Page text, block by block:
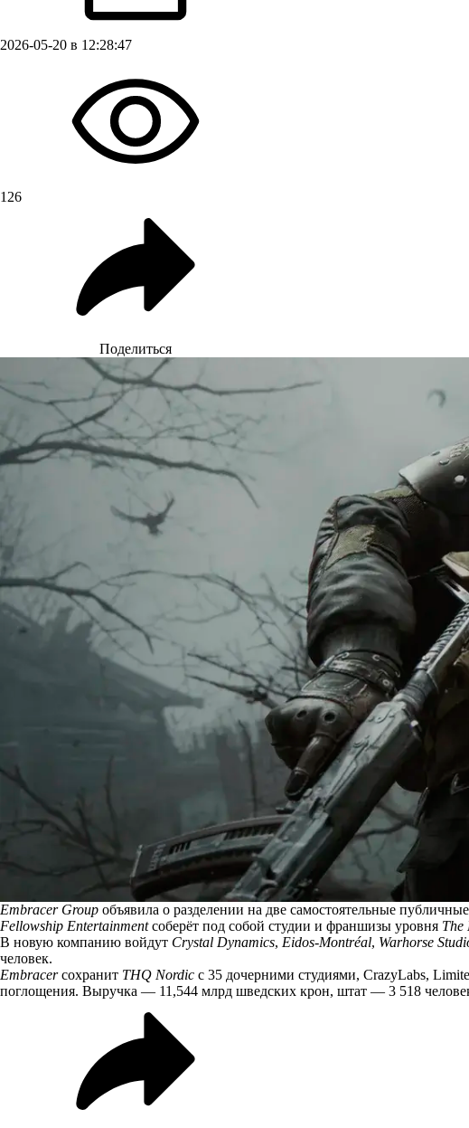
2026-05-20 в 12:28:47
126
Поделиться
Embracer Group объявила о разделении на две самостоятельные
Fellowship Entertainment соберёт под собой студии и франшизы уровня The
В новую компанию войдут Crystal Dynamics, Eidos-Montréal, Warhorse
человек.
Embracerсохранит THQ Nordic с 35 дочерними студиями, CrazyLabs,
поглощения. Выручка — 11,544 млрд шведских крон, штат — 3 518